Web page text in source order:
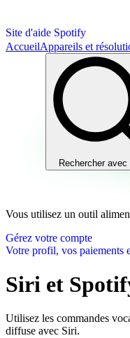
Site d'aide Spotify
AccueilAppareils et
Rechercher avec
Vous utilisez un outil
Gérez votre compte
Votre profil, vos paiements
Siri et
Utilisez les commandes
diffuse avec Siri.